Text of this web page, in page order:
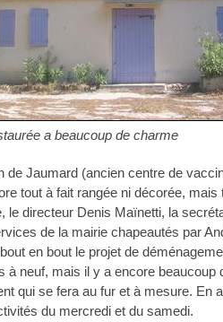
a beaucoup de charme
de Jaumard (ancien centre de
tout à fait rangée ni décorée, mais
le directeur Denis Maïnetti, la
de la mairie chapeautés par
en bout le projet de
à neuf, mais il y a encore beaucoup
qui se fera au fur et à mesure. En
du mercredi et du samedi.